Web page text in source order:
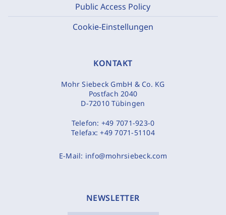
Public Access Policy
Cookie-Einstellungen
KONTAKT
Mohr Siebeck GmbH & Co. KG
Postfach 2040
D-72010 Tübingen
Telefon: +49 7071-923-0
Telefax:+49 7071-51104
E-Mail: info@mohrsiebeck.com
NEWSLETTER